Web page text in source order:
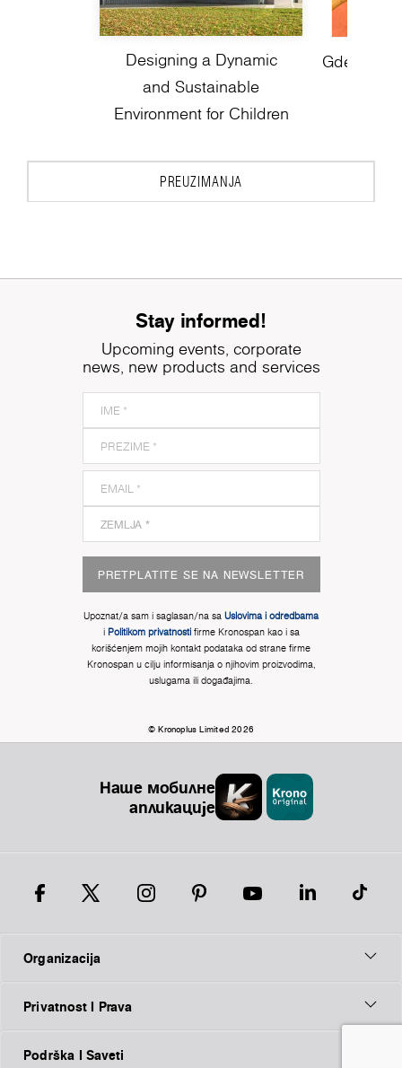
Designing a Dynamic
and Sustainable
Environment for Children
Gde se
PREUZIMANJA
Stay informed!
Upcoming events, corporate
news, new products and services
PRETPLATITE SE NA NEWSLETTER
Upoznat/a sam i saglasan/na sa Uslovima i odredbama
i Politikom privatnostifirme Kronospan kao i sa
korišćenjem mojih kontakt podataka od strane firme
Kronospan u cilju informisanja o njihovim proizvodima,
uslugama ili događajima.
© Kronoplus Limited 2026
Наше мобилне
апликације
Organizacija
Privatnost I Prava
Podrška I Saveti